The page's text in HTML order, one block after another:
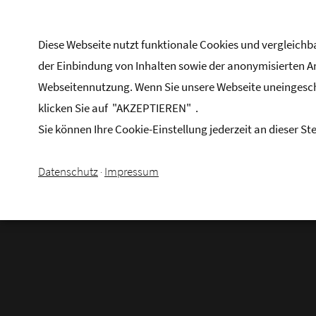
Diese Webseite nutzt funktionale Cookies und
der Einbindung von Inhalten sowie der anonymisierten
Webseitennutzung. Wenn Sie unsere Webseite
klicken Sie auf "AKZEPTIEREN" .
Sie können Ihre Cookie-Einstellung jederzeit an dieser
Datenschutz · Impressum